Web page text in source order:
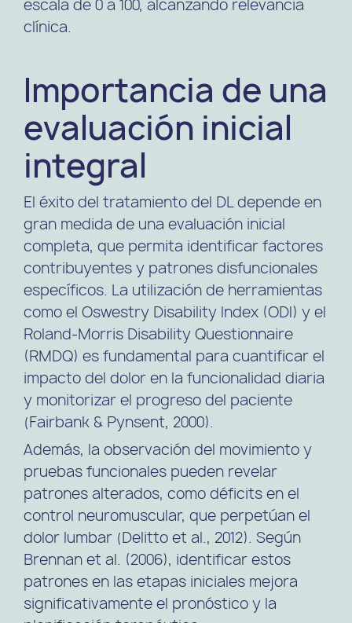
escala de 0 a 100, alcanzando relevancia
clínica.
Importancia de una
evaluación inicial
integral
El éxito del tratamiento del DL depende en
gran medida de una evaluación inicial
completa, que permita identificar factores
contribuyentes y patrones disfuncionales
específicos. La utilización de herramientas
como el Oswestry Disability Index (ODI) y el
Roland-Morris Disability Questionnaire
(RMDQ) es fundamental para cuantificar el
impacto del dolor en la funcionalidad diaria
y monitorizar el progreso del paciente
(Fairbank & Pynsent, 2000).
Además, la observación del movimiento y
pruebas funcionales pueden revelar
patrones alterados, como déficits en el
control neuromuscular, que perpetúan el
dolor lumbar (Delitto et al., 2012). Según
Brennan et al. (2006), identificar estos
patrones en las etapas iniciales mejora
significativamente el pronóstico y la